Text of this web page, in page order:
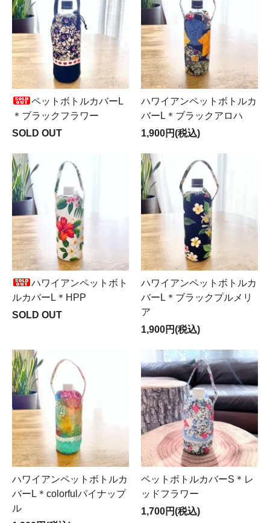
ペットボトルカバーL
＊ブラックフラワー
SOLD OUT
ハワイアンペットボトルカ
バーL＊ブラックアロハ
1,900円(税込)
ハワイアンペットボト
ルカバーL＊HPP
SOLD OUT
ハワイアンペットボトルカ
バーL＊ブラックプルメリ
ア
1,900円(税込)
ハワイアンペットボトルカ
バーL＊colorfulパイナップ
ル
ペットボトルカバーS＊レ
ッドフラワー
1,700円(税込)